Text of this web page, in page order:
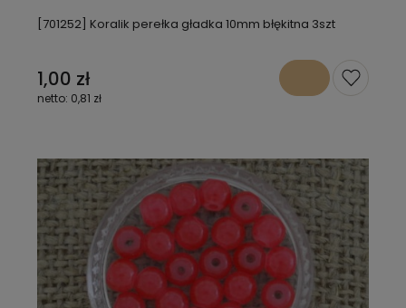
[701252] Koralik perełka gładka 10mm błękitna 3szt
1,00 zł
0,81 zł